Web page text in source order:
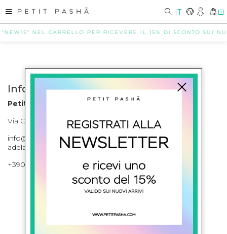
IT 0
NEL CARRELLO PER RICEVERE IL 15% DI SCONTO SUI
Info contatti
Petit Pasha
Via Cilea, 255 Napoli Corso Umberto I 301 Napoli
info@petitpasha.com, petitpasha@hotmail.it,
adelaide.petitpasha@hotmail.com
+39081643421 , +390812351280
ISCRIVITI ALLA NEWSLETTER